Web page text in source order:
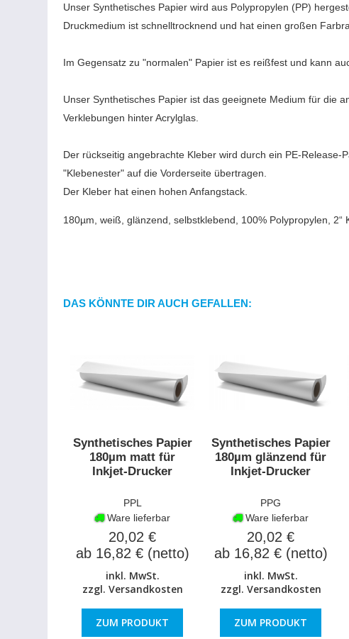
Unser Synthetisches Papier wird aus Polypropylen (PP)
Druckmedium ist schnelltrocknend und hat einen großen
Im Gegensatz zu "normalen" Papier ist es reißfest und kann
Unser Synthetisches Papier ist das geeignete Medium für die
Verklebungen hinter Acrylglas.
Der rückseitig angebrachte Kleber wird durch ein PE-
"Klebenester" auf die Vorderseite übertragen.
Der Kleber hat einen hohen Anfangstack.
180µm, weiß, glänzend, selbstklebend, 100% Polypropylen, 2“
DAS KÖNNTE DIR AUCH GEFALLEN:
Synthetisches Papier
180µm matt für
Inkjet-Drucker
PPL
Ware lieferbar
20,02 €
ab 16,82 € (netto)
inkl. MwSt.
zzgl. Versandkosten
ZUM PRODUKT
Synthetisches Papier
180µm glänzend für
Inkjet-Drucker
PPG
Ware lieferbar
20,02 €
ab 16,82 € (netto)
inkl. MwSt.
zzgl. Versandkosten
ZUM PRODUKT